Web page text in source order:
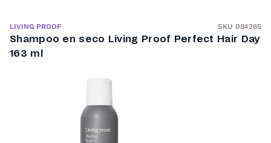
LIVING PROOF SKU 084265
Shampoo en seco Living Proof Perfect Hair Day
163 ml